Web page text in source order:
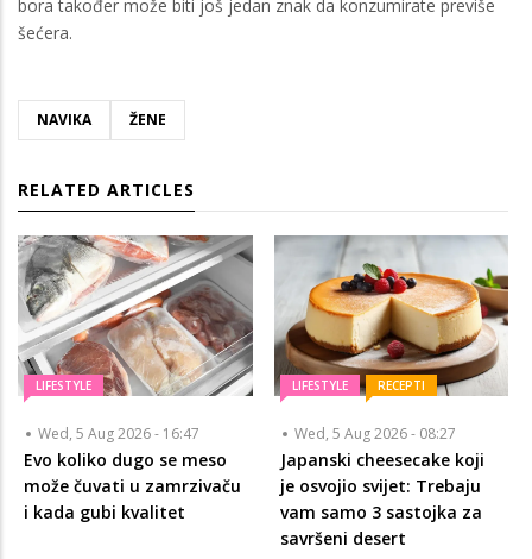
bora također može biti još jedan znak da konzumirate previše
šećera.
NAVIKA ŽENE
RELATED ARTICLES
LIFESTYLE
Wed, 5 Aug 2026 - 16:47
Evo koliko dugo se meso
može čuvati u zamrzivaču
i kada gubi kvalitet
LIFESTYLE RECEPTI
Wed, 5 Aug 2026 - 08:27
Japanski cheesecake koji
je osvojio svijet: Trebaju
vam samo 3 sastojka za
savršeni desert